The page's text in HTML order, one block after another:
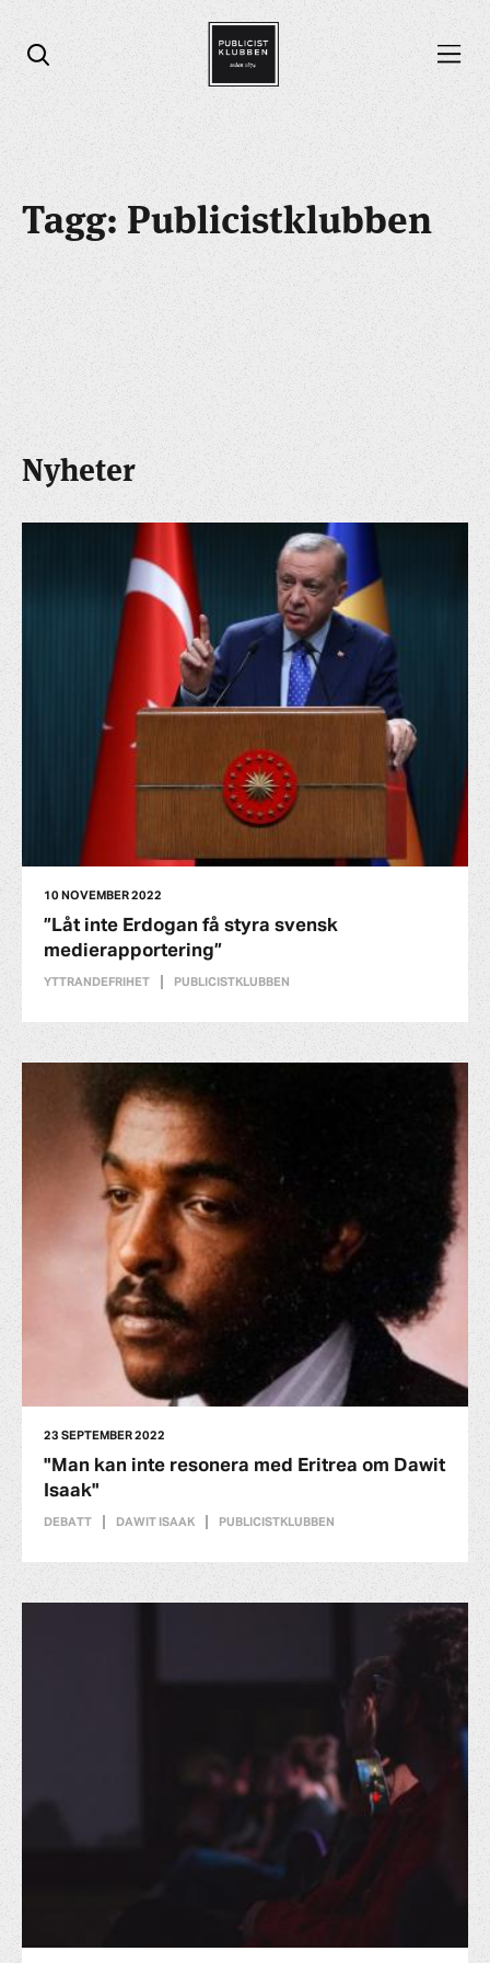
Öppna sök
Öppna menyn
Tagg: Publicistklubben
Nyheter
10 NOVEMBER 2022
”Låt inte Erdogan få styra svensk
medierapportering”
YTTRANDEFRIHET PUBLICISTKLUBBEN
23 SEPTEMBER 2022
"Man kan inte resonera med Eritrea om Dawit
Isaak"
DEBATT DAWIT ISAAK PUBLICISTKLUBBEN